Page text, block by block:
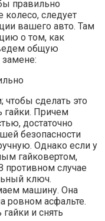
правильно
колесо, следует
вашего авто. Там
о том, как
общую
замене:
сделать это
гайки. Причем
достаточно
безопасности
Однако если у
гайковертом,
противном случае
ключ.
машину. Она
ровном асфальте.
и снять